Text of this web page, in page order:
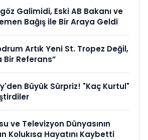
Galimidi, Eski AB Bakanı ve
Bağış ile Bir Araya Geldi
Artık Yeni St. Tropez Değil,
Bir Referans”
Büyük Sürpriz! "Kaç Kurtul"
ve Televizyon Dünyasının
Kolukısa Hayatını Kaybetti